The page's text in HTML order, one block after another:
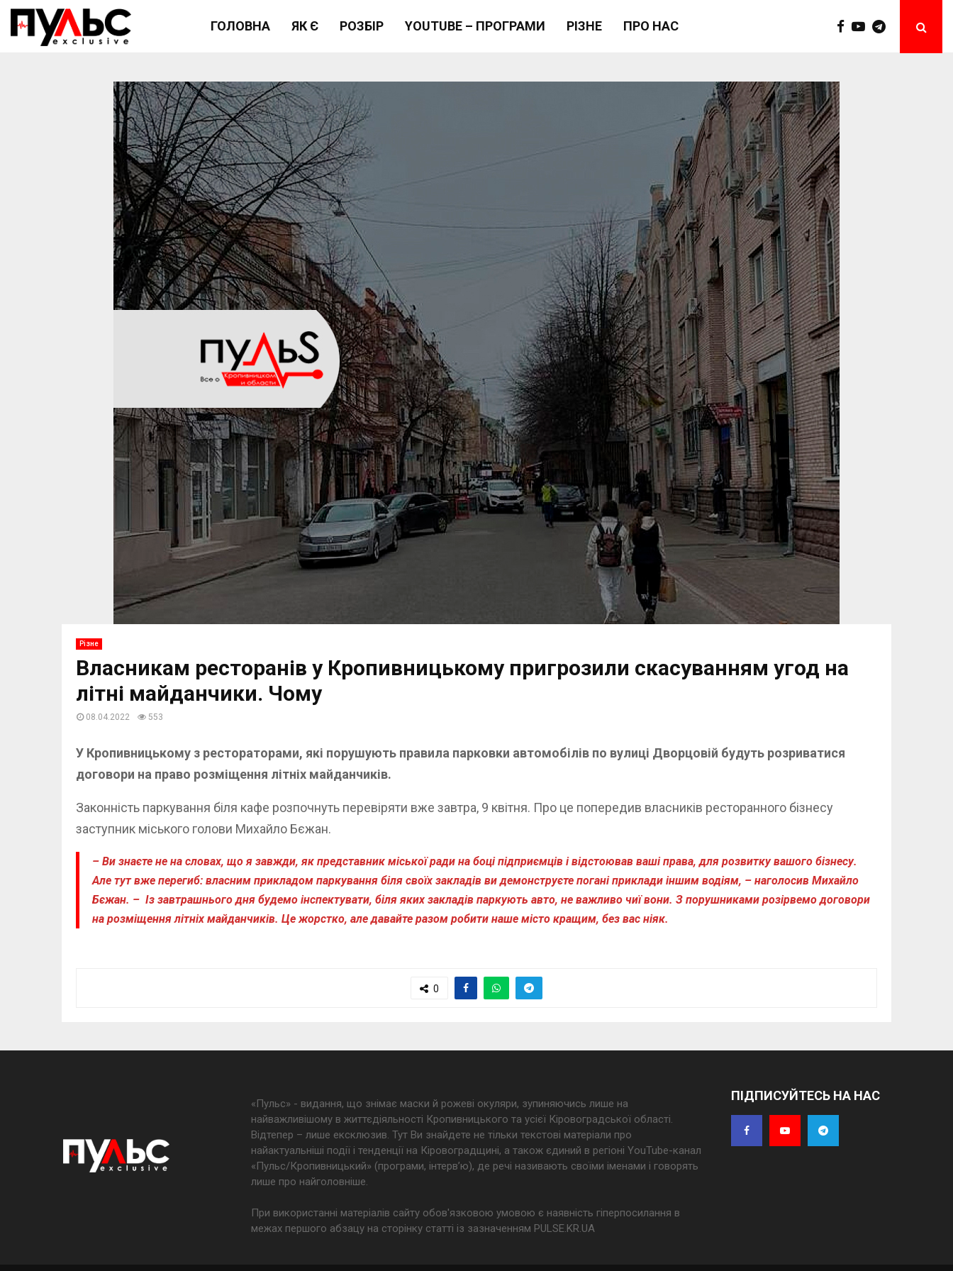
ГОЛОВНА ЯК Є РОЗБІР YOUTUBE – ПРОГРАМИ РІЗНЕ ПРО НАС
Різне
Власникам ресторанів у Кропивницькому пригрозили скасуванням угод на
літні майданчики. Чому
08.04.2022 553
У Кропивницькому з рестораторами, які порушують правила парковки автомобілів по вулиці Дворцовій будуть розриватися
договори на право розміщення літніх майданчиків.
Законність паркування біля кафе розпочнуть перевіряти вже завтра, 9 квітня. Про це попередив власників ресторанного бізнесу
заступник міського голови Михайло Бєжан.
– Ви знаєте не на словах, що я завжди, як представник міської ради на боці підприємців і відстоював ваші права, для розвитку вашого бізнесу.
Але тут вже перегиб: власним прикладом паркування біля своїх закладів ви демонструєте погані приклади іншим водіям, – наголосив Михайло
Бєжан. – Із завтрашнього дня будемо інспектувати, біля яких закладів паркують авто, не важливо чиї вони. З порушниками розірвемо договори
на розміщення літніх майданчиків. Це жорстко, але давайте разом робити наше місто кращим, без вас ніяк.
0
«Пульс» - видання, що знімає маски й рожеві окуляри, зупиняючись лише на
найважливішому в життєдіяльності Кропивницького та усієї Кіровоградської області.
Відтепер – лише ексклюзив. Тут Ви знайдете не тільки текстові матеріали про
найактуальніші події і тенденції на Кіровоградщині, а також єдиний в регіоні YouTube-канал
«Пульс/Кропивницький» (програми, інтерв’ю), де речі називають своїми іменами і говорять
лише про найголовніше.
При використанні матеріалів сайту обов'язковою умовою є наявність гіперпосилання в
межах першого абзацу на сторінку статті із зазначенням PULSE.KR.UA
ПІДПИСУЙТЕСЬ НА НАС